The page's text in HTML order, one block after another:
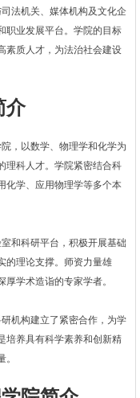
法机关、媒体机构及文化企
职业发展平台。学院的目标
素质人才，为法治社会建设
介
，以数学、物理学和化学为
理科人才。学院紧密结合科
化学、应用物理学等多个本
和科研平台，积极开展基础
的理论支撑。师资力量雄
学术造诣的专家学者。
机构建立了紧密合作，为学
培养具有科学素养和创新精